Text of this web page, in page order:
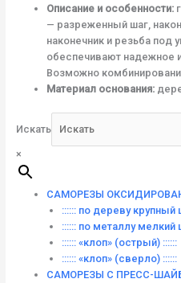
Описание и особенности:
— разреженный шаг,
наконечник и резьба под
обеспечивают надежное
Возможно
Материал основания:
Искать
×
САМОРЕЗЫ
:::::: по дереву крупный
:::::: по металлу мелкий
:::::: «клоп» (острый) ::::::
:::::: «клоп» (сверло) ::::::
САМОРЕЗЫ С ПРЕСС-